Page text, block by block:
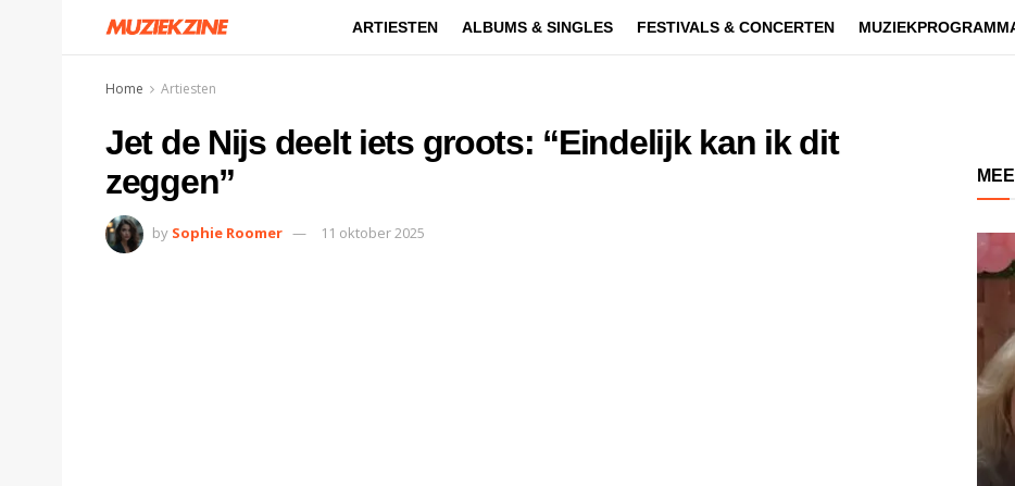
ARTIESTEN ALBUMS & SINGLES FESTIVALS & CONCERTEN
Home Artiesten
Jet de Nijs deelt iets groots: “Eindelijk kan ik dit
zeggen”
by Sophie Roomer 11 oktober 2025